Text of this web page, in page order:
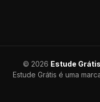
© 2026 Estude Grátis
Estude Grátis é uma